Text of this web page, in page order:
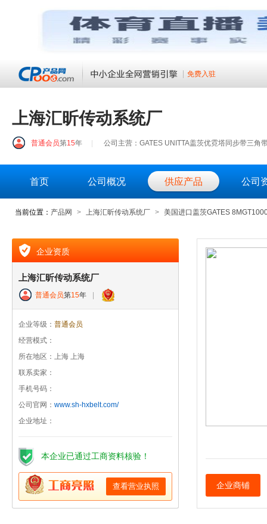
免费入驻
上海汇昕传动系统厂
普通会员第15年 公司主营：GATES UNITTA盖茨优霓塔同步带三
首页 公司概况 供应产品 公司
当前位置： 产品网 > 上海汇昕传动系统厂 > 美国进口盖茨GATES
企业资质
上海汇昕传动系统厂
普通会员第15年
企业等级： 普通会员
经营模式：
所在地区：上海 上海
联系卖家：
手机号码：
公司官网： www.sh-hxbelt.com/
企业地址：
本企业已通过工商资料核验！
查看营业执照 企业商铺